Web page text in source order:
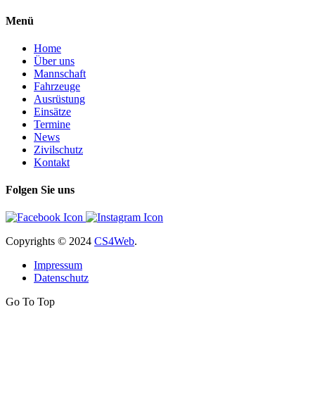
Menü
Home
Über uns
Mannschaft
Fahrzeuge
Ausrüstung
Einsätze
Termine
News
Zivilschutz
Kontakt
Folgen Sie uns
Copyrights © 2024 CS4Web.
Impressum
Datenschutz
Go To Top